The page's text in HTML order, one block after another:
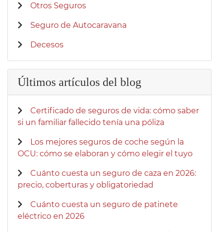
Otros Seguros
Seguro de Autocaravana
Decesos
Últimos artículos del blog
Certificado de seguros de vida: cómo saber
si un familiar fallecido tenía una póliza
Los mejores seguros de coche según la
OCU: cómo se elaboran y cómo elegir el tuyo
Cuánto cuesta un seguro de caza en 2026:
precio, coberturas y obligatoriedad
Cuánto cuesta un seguro de patinete
eléctrico en 2026